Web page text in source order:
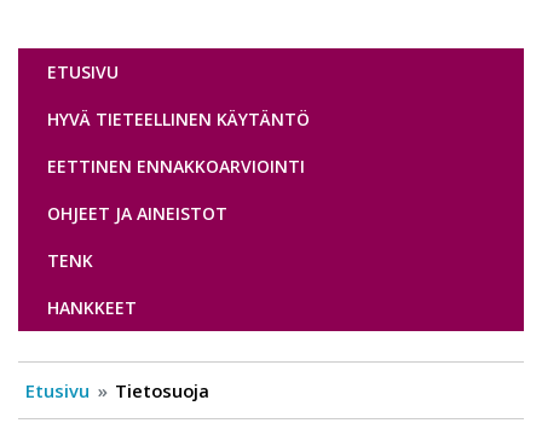
Tutkimuseettinen neuvottelukunta
ETUSIVU
HYVÄ TIETEELLINEN KÄYTÄNTÖ
EETTINEN ENNAKKOARVIOINTI
OHJEET JA AINEISTOT
TENK
HANKKEET
Etusivu Tietosuoja